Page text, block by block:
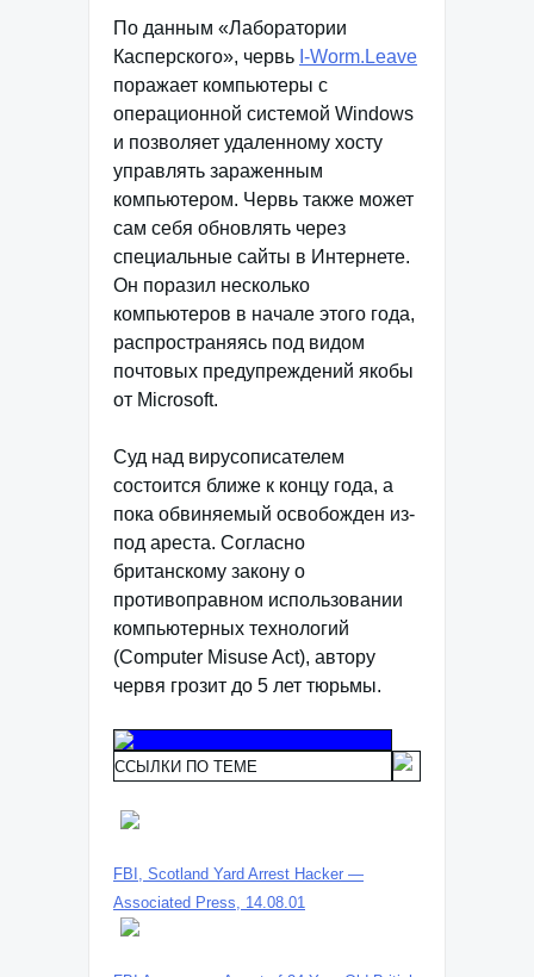
По данным «Лаборатории
Касперского», червь I-Worm.Leave
поражает компьютеры с
операционной системой Windows
и позволяет удаленному хосту
управлять зараженным
компьютером. Червь также может
сам себя обновлять через
специальные сайты в Интернете.
Он поразил несколько
компьютеров в начале этого года,
распространяясь под видом
почтовых предупреждений якобы
от Microsoft.
Суд над вирусописателем
состоится ближе к концу года, а
пока обвиняемый освобожден из-
под ареста. Согласно
британскому закону о
противоправном использовании
компьютерных технологий
(Computer Misuse Act), автору
червя грозит до 5 лет тюрьмы.
ССЫЛКИ ПО ТЕМЕ
FBI, Scotland Yard Arrest Hacker —
Associated Press, 14.08.01